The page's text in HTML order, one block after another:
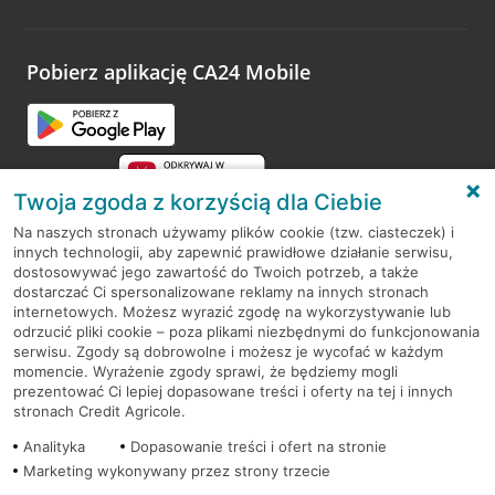
opinie.
Pobierz aplikację CA24 Mobile
RODO
Regulamin serwisu
Mapa serwisu
PolitykaCookies
Twoja zgoda z korzyścią dla Ciebie
Na naszych stronach używamy plików cookie (tzw. ciasteczek) i
innych technologii, aby zapewnić prawidłowe działanie serwisu,
dostosowywać jego zawartość do Twoich potrzeb, a także
dostarczać Ci spersonalizowane reklamy na innych stronach
internetowych. Możesz wyrazić zgodę na wykorzystywanie lub
odrzucić pliki cookie – poza plikami niezbędnymi do funkcjonowania
serwisu. Zgody są dobrowolne i możesz je wycofać w każdym
momencie. Wyrażenie zgody sprawi, że będziemy mogli
prezentować Ci lepiej dopasowane treści i oferty na tej i innych
stronach Credit Agricole.
Analityka
Dopasowanie treści i ofert na stronie
Marketing wykonywany przez strony trzecie